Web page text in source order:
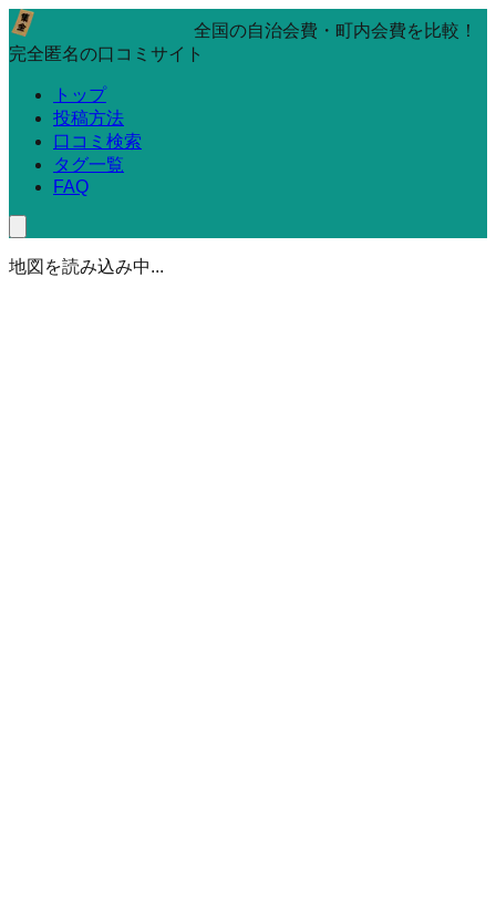
全国の自治会費・町内会費を比較！
完全匿名の口コミサイト
トップ
投稿方法
口コミ検索
タグ一覧
FAQ
地図を読み込み中...